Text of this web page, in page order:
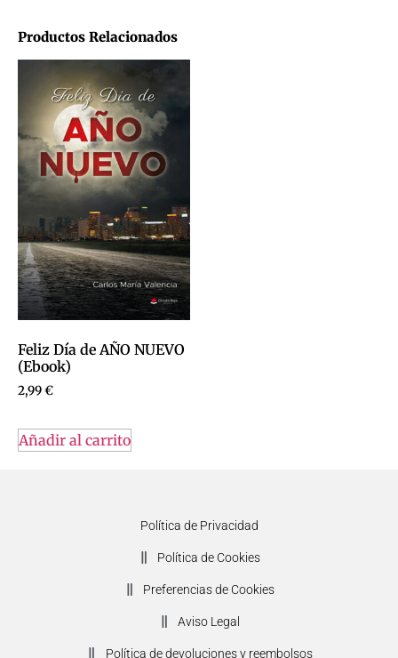
Productos Relacionados
Feliz Día de AÑO NUEVO
(Ebook)
2,99€
Añadir al carrito
Política de Privacidad
Política de Cookies
Preferencias de Cookies
Aviso Legal
Política de devoluciones y reembolsos